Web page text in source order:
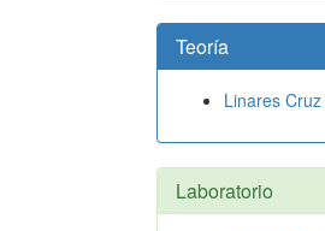
Teoría
Linares
Laboratorio